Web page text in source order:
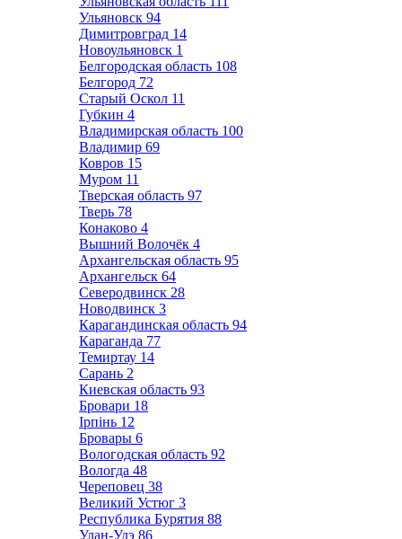
Ульяновск 94
Димитровград 14
Новоульяновск 1
Белгородская область 108
Белгород 72
Старый Оскол 11
Губкин 4
Владимирская область 100
Владимир 69
Ковров 15
Муром 11
Тверская область 97
Тверь 78
Конаково 4
Вышний Волочёк 4
Архангельская область 95
Архангельск 64
Северодвинск 28
Новодвинск 3
Карагандинская область 94
Караганда 77
Темиртау 14
Сарань 2
Киевская область 93
Бровари 18
Ірпінь 12
Бровары 6
Вологодская область 92
Вологда 48
Череповец 38
Великий Устюг 3
Республика Бурятия 88
Улан-Удэ 86